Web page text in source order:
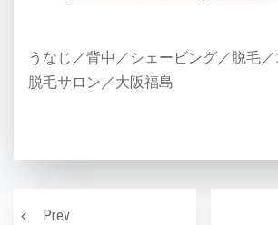
うなじ／背中／シェービング／脱毛
脱毛サロン／大阪福島
Prev
お肌のケアができる水光ジェット！